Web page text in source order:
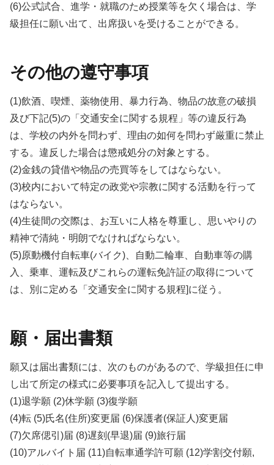
(6)公式試合、進学・就職のため授業等を欠く場合は、学
級担任に願い出て、出席扱いを受けることができる。
その他の遵守事項
(1)飲酒、喫煙、薬物使用、暴力行為、物品の故意の破損
及び下記(5)の「交通安全に関する規程」等の違反行為
は、学校の内外を問わず、理由の如何を問わず厳重に禁止
する。違反した場合は懲戒処分の対象とする。
(2)金銭の貸借や物品の売買等をしてはならない。
(3)校内において特定の政党や宗教に関する活動を行って
はならない。
(4)生徒間の交際は、お互いに人格を尊重し、思いやりの
精神で清純・明朗でなければならない。
(5)原動機付自転車(バイク)、自動二輪車、自動車等の購
入、乗車、運転及びこれらの運転免許証の取得について
は、別に定める「交通安全に関する規程]に従う。
願・届出書類
願又は届出書類には、次のものがあるので、学級担任に申
し出て所定の様式に必要事項を記入して提出する。
(1)退学願 (2)休学願 (3)復学願
(4)転 (5)氏名(住所)変更届 (6)保護者(保証人)変更届
(7)欠席偲引)届 (8)遅刻(早退)届 (9)旅行届
(10)アルバイト届 (11)自転車通学許可願 (12)学割交付願,